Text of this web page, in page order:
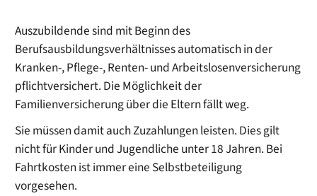
Auszubildende sind mit Beginn des
Berufsausbildungsverhältnisses automatisch in der
Kranken-, Pflege-, Renten- und Arbeitslosenversicherung
pflichtversichert. Die Möglichkeit der
Familienversicherung über die Eltern fällt weg.
Sie müssen damit auch Zuzahlungen leisten. Dies gilt
nicht für Kinder und Jugendliche unter 18 Jahren. Bei
Fahrtkosten ist immer eine Selbstbeteiligung
vorgesehen.